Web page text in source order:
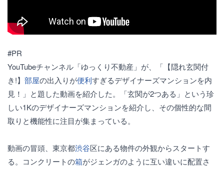
#PR
YouTubeチャンネル「ゆっくり不動産」が、「【隠れ玄関付
き!】 部屋の出入りが便利すぎるデザイナーズマンションを内
見！」と題した動画を紹介した。「玄関が2つある」という珍
しい1Kのデザイナーズマンションを紹介し、その個性的な間
取りと機能性に注目が集まっている。
動画の冒頭、東京都渋谷区にある物件の外観からスタートす
る。コンクリートの箱がジェンガのように互い違いに配置さ